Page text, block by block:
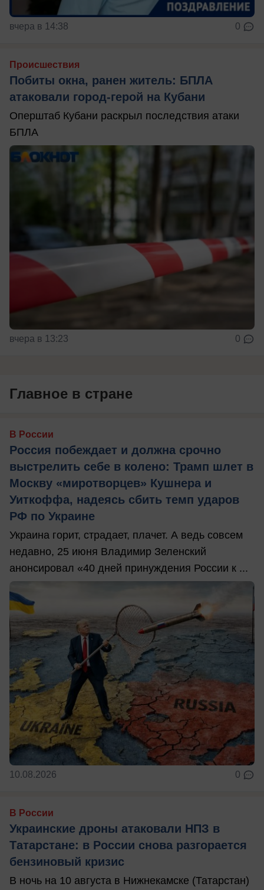
вчера в 14:38 0
Происшествия
Побиты окна, ранен житель: БПЛА
атаковали город-герой на Кубани
Оперштаб Кубани раскрыл последствия атаки
БПЛА
вчера в 13:23 0
Главное в стране
В России
Россия побеждает и должна срочно
выстрелить себе в колено: Трамп шлет в
Москву «миротворцев» Кушнера и
Уиткоффа, надеясь сбить темп ударов
РФ по Украине
Украина горит, страдает, плачет. А ведь совсем
недавно, 25 июня Владимир Зеленский
анонсировал «40 дней принуждения России к ...
10.08.2026 0
В России
Украинские дроны атаковали НПЗ в
Татарстане: в России снова разгорается
бензиновый кризис
В ночь на 10 августа в Нижнекамске (Татарстан)